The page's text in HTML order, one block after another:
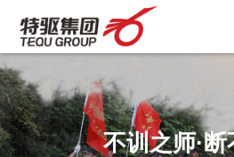
不训之师·